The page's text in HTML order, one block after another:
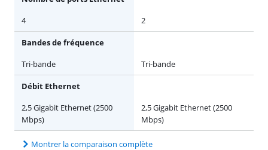
4
2
Bandes de fréquence
Tri-bande
Tri-bande
Débit Ethernet
2,5 Gigabit Ethernet (2500
Mbps)
2,5 Gigabit Ethernet (2500
Mbps)
Montrer la comparaison complète